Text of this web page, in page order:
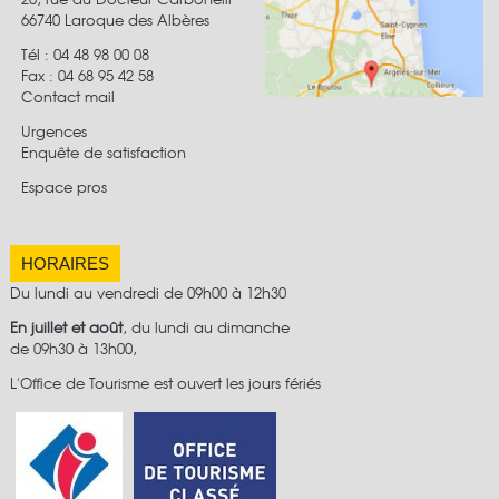
66740 Laroque des Albères
Tél : 04 48 98 00 08
Fax : 04 68 95 42 58
Contact mail
Urgences
Enquête de satisfaction
Espace pros
HORAIRES
Du lundi au vendredi de 09h00 à 12h30
En juillet et août, du lundi au dimanche
de 09h30 à 13h00,
L'Office de Tourisme est ouvert les jours fériés